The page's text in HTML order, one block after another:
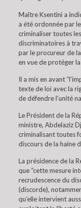
Maître Ksentini a
a été ordonnée par
criminaliser toutes
discriminatoires à
par le procureur de
en vue de protéger
Il a mis en avant
texte de loi avec la
de défendre l’unité
Le Président de la
ministre, Abdelaziz
criminalisant toutes
discours de la haine
La présidence de la
que “cette mesure
recrudescence du
(discorde),
qu’elle intervient